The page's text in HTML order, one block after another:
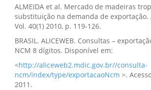
ALMEIDA et al. Mercado de madeiras
substituição na demanda de exportação.
Vol. 40(1) 2010, p. 119-126.
BRASIL. ALICEWEB. Consultas –
NCM 8 dígitos. Disponível em:
<http://aliceweb2.mdic.gov.br//consulta-
ncm/index/type/exportacaoNcm >.
2011.